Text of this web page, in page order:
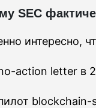
SEC
интересно,
action letter в